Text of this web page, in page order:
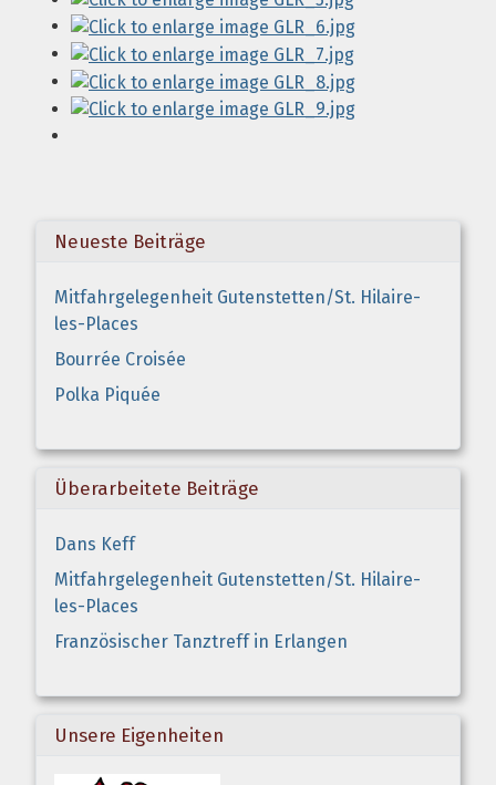
Neueste Beiträge
Mitfahrgelegenheit Gutenstetten/St. Hilaire-
les-Places
Bourrée Croisée
Polka Piquée
Überarbeitete Beiträge
Dans Keff
Mitfahrgelegenheit Gutenstetten/St. Hilaire-
les-Places
Französischer Tanztreff in Erlangen
Unsere Eigenheiten